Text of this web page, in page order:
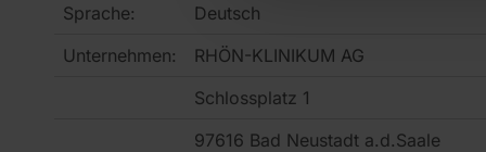
Sprache:
Deutsch
Unternehmen:
RHÖN-KLINIKUM AG
Schlossplatz 1
97616 Bad Neustadt a.d.Saale